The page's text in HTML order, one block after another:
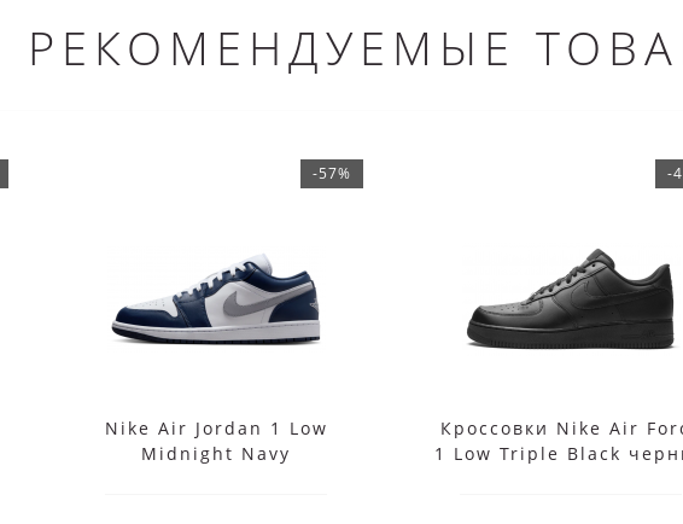
РЕКОМЕНДУЕМЫЕ
-57%
Nike Air Jordan 1 Low
Midnight Navy
-
Кроссовки Nike Air
1 Low Triple Black